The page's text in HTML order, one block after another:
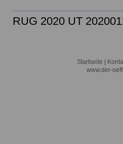
RUG 2020 UT
Startseite
www.der-